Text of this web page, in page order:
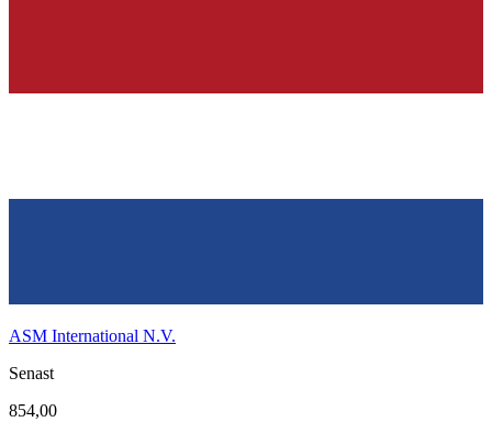
ASM International N.V.
Senast
854,00